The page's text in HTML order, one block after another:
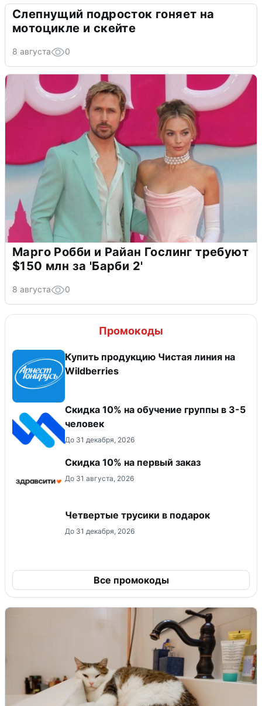
Слепнущий подросток гоняет на
мотоцикле и скейте
8 августа 0
Марго Робби и Райан Гослинг требуют
$150 млн за 'Барби 2'
8 августа 0
Промокоды
Купить продукцию Чистая линия на
Wildberries
Скидка 10% на обучение группы в 3-5
человек
До 31 декабря, 2026
Скидка 10% на первый заказ
До 31 августа, 2026
Четвертые трусики в подарок
До 31 декабря, 2026
Все промокоды